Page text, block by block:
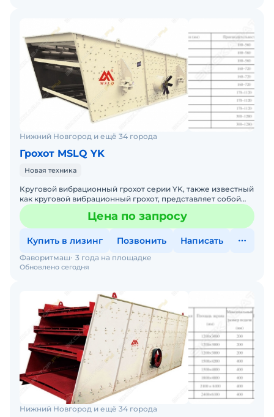
Нижний Новгород и ещё 34 города
Грохот MSLQ YK
Новая техника
Круговой вибрационный грохот серии YK, также известный
как круговой вибрационный грохот, представляет собой
новое поколение сортировочного оборудования, специал
Цена по запросу
Купить в лизинг Позвонить Написать
Обновлено сегодня
Фаворитмаш 3 года на площадке
Нижний Новгород и ещё 34 города